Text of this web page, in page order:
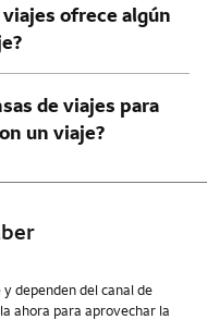
ofrece algún
de viajes para
un viaje?
dependen del canal de
ahora para aprovechar la